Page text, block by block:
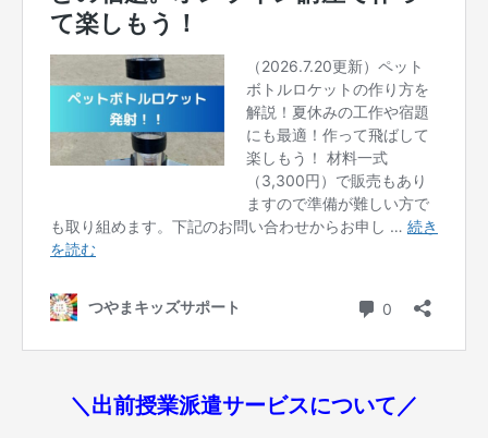
＼出前授業派遣サービスについて／